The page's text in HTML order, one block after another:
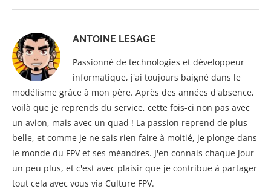
ANTOINE LESAGE
Passionné de technologies et développeur
informatique, j'ai toujours baigné dans le
modélisme grâce à mon père. Après des années d'absence,
voilà que je reprends du service, cette fois-ci non pas avec
un avion, mais avec un quad ! La passion reprend de plus
belle, et comme je ne sais rien faire à moitié, je plonge dans
le monde du FPV et ses méandres. J'en connais chaque jour
un peu plus, et c'est avec plaisir que je contribue à partager
tout cela avec vous via Culture FPV.